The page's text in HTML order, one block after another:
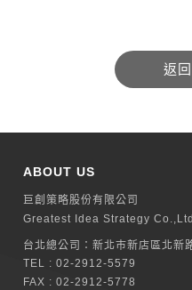
ABOUT US
巨創策略股份有限公司
Greatest Idea Strategy Co.,Ltd
台北總公司：新北巿新店區北新
TEL :02-2912-5579
FAX : 02-2912-5778